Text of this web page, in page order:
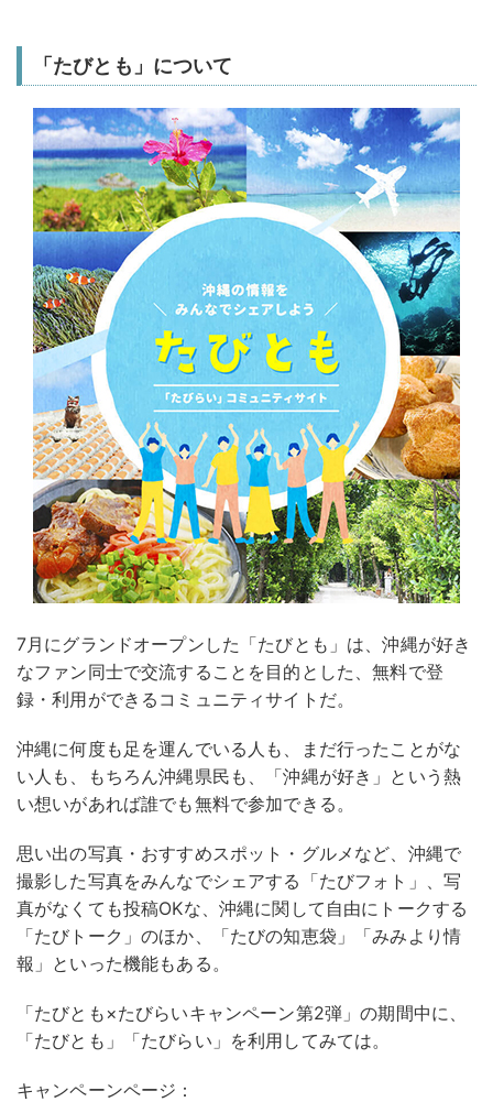
「たびとも」について
7月にグランドオープンした「たびとも」は、沖縄が好き
なファン同士で交流することを目的とした、無料で登
録・利用ができるコミュニティサイトだ。
沖縄に何度も足を運んでいる人も、まだ行ったことがな
い人も、もちろん沖縄県民も、「沖縄が好き」という熱
い想いがあれば誰でも無料で参加できる。
思い出の写真・おすすめスポット・グルメなど、沖縄で
撮影した写真をみんなでシェアする「たびフォト」、写
真がなくても投稿OKな、沖縄に関して自由にトークする
「たびトーク」のほか、「たびの知恵袋」「みみより情
報」といった機能もある。
「たびとも×たびらいキャンペーン第2弾」の期間中に、
「たびとも」「たびらい」を利用してみては。
キャンペーンページ：